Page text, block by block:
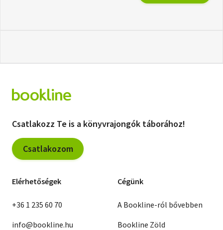
Csatlakozz Te is a könyvrajongók táborához!
Csatlakozom
Elérhetőségek
+36 1 235 60 70
info@bookline.hu
Cégünk
A Bookline-ról bővebben
Bookline Zöld